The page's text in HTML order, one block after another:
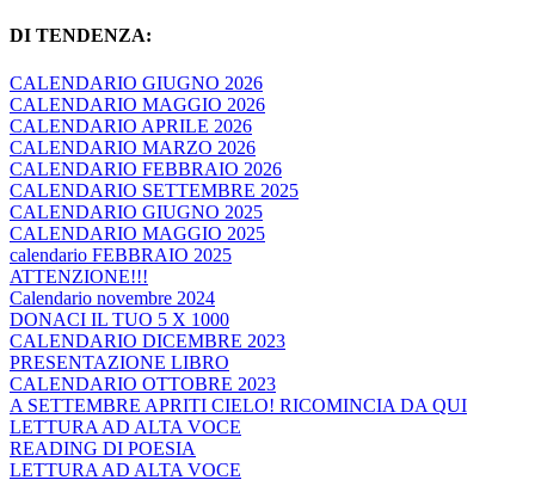
DI TENDENZA:
CALENDARIO GIUGNO 2026
CALENDARIO MAGGIO 2026
CALENDARIO APRILE 2026
CALENDARIO MARZO 2026
CALENDARIO FEBBRAIO 2026
CALENDARIO SETTEMBRE 2025
CALENDARIO GIUGNO 2025
CALENDARIO MAGGIO 2025
calendario FEBBRAIO 2025
ATTENZIONE!!!
Calendario novembre 2024
DONACI IL TUO 5 X 1000
CALENDARIO DICEMBRE 2023
PRESENTAZIONE LIBRO
CALENDARIO OTTOBRE 2023
A SETTEMBRE APRITI CIELO! RICOMINCIA DA QUI
LETTURA AD ALTA VOCE
READING DI POESIA
LETTURA AD ALTA VOCE